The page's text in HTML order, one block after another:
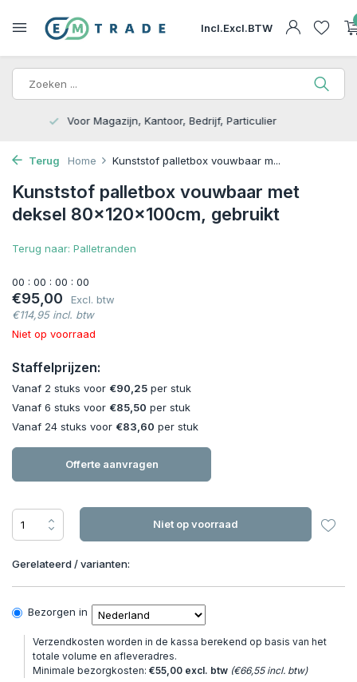
Incl.Excl.BTW
15.000m2 op Voorraad | Bezorgen of Afhalen
Terug Home Kunststof palletbox vouwbaar m...
Kunststof palletbox vouwbaar met
deksel 80x120x100cm, gebruikt
Terug naar: Palletranden
00 : 00 : 00 : 00
€95,00
Excl. btw
€114,95 incl. btw
Niet op voorraad
Staffelprijzen:
Vanaf 2 stuks voor €90,25 per stuk
Vanaf 6 stuks voor €85,50 per stuk
Vanaf 24 stuks voor €83,60 per stuk
Offerte aanvragen
Niet op voorraad
Gerelateerd / varianten:
Bezorgen in
Verzendkosten worden in de kassa berekend op basis van het
totale volume en afleveradres.
Minimale bezorgkosten: €55,00 excl. btw (€66,55 incl. btw)